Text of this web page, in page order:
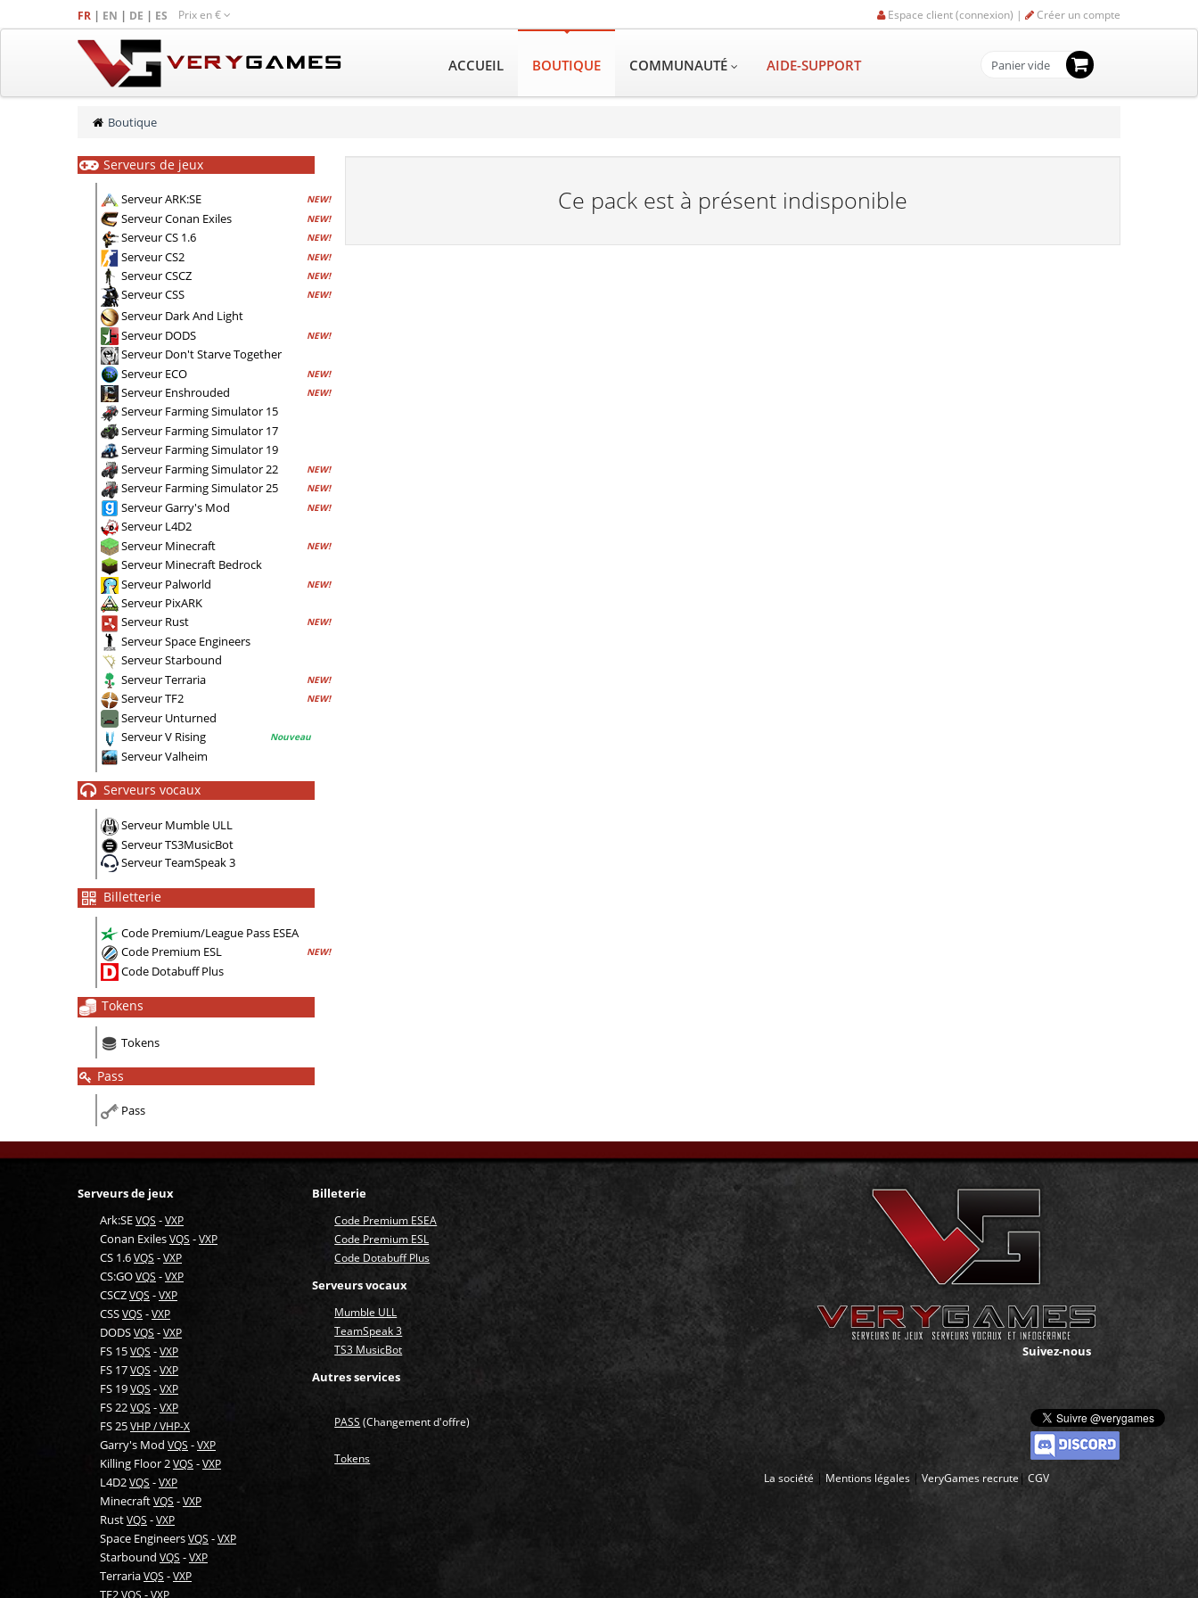
FR | EN | DE | ES Prix en€ Espace client (connexion) | Créer un compte
ACCUEIL BOUTIQUE COMMUNAUTÉ AIDE-SUPPORT Panier vide
Boutique
Serveurs de jeux
Serveur ARK:SE NEW!
Serveur Conan Exiles NEW!
Serveur CS 1.6 NEW!
Serveur CS2 NEW!
Serveur CSCZ NEW!
Serveur CSS NEW!
Serveur Dark And Light
Serveur DODS
NEW!
Serveur Don't Starve Together
Serveur ECO
NEW!
Serveur Enshrouded NEW!
Serveur Farming Simulator 15
Serveur Farming Simulator 17
Serveur Farming Simulator 19
Serveur Farming Simulator 22
NEW!
Serveur Farming Simulator 25 NEW!
Serveur Garry's Mod NEW!
Serveur L4D2
Serveur Minecraft
NEW!
Serveur Minecraft Bedrock
Serveur Palworld
NEW!
Serveur PixARK
Serveur Rust
NEW!
Serveur Space Engineers
Serveur Starbound
Serveur Terraria
NEW!
Serveur TF2 NEW!
Serveur Unturned
Serveur V Rising
Nouveau
Serveur Valheim
Serveurs vocaux
Serveur Mumble ULL
Serveur TS3MusicBot
Serveur TeamSpeak 3
Billetterie
Code Premium/League Pass ESEA
Code Premium ESL
NEW!
Code Dotabuff Plus
Tokens
Tokens
Pass
Pass
Ce pack est à présent indisponible
Serveurs de jeux
Ark:SEVQS -VXP
Conan ExilesVQS -VXP
CS 1.6VQS -VXP
CS:GOVQS -VXP
CSCZVQS -VXP
CSSVQS -VXP
DODSVQS -VXP
FS 15VQS -VXP
FS 17VQS -VXP
FS 19VQS -VXP
FS 22VQS -VXP
FS 25VHP / VHP-X
Garry's Mod VQS -VXP
Killing Floor 2VQS -VXP
L4D2VQS -VXP
MinecraftVQS -VXP
RustVQS -VXP
Space EngineersVQS -VXP
Starbound VQS -VXP
TerrariaVQS -VXP
TF2 -
Billeterie
Code Premium ESEA
Code Premium ESL
Code Dotabuff Plus
Serveurs vocaux
Mumble ULL
TeamSpeak 3
TS3 MusicBot
Autres services
PASS (Changement d'offre)
Tokens
Suivez-nous
La société | Mentions légales | VeryGames recrute | CGV